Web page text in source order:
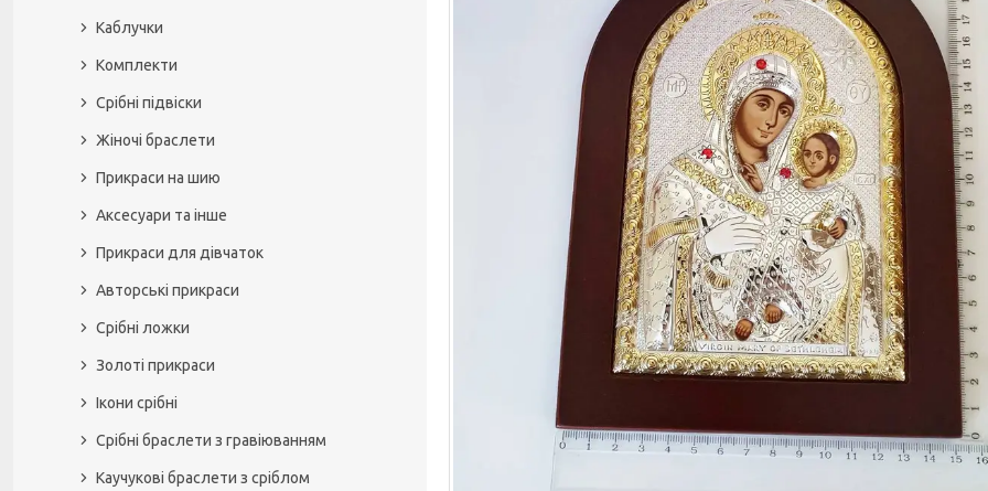
Каблучки
Комплекти
Срібні підвіски
Жіночі браслети
Прикраси на шию
Аксесуари та інше
Прикраси для дівчаток
Авторські прикраси
Срібні ложки
Золоті прикраси
Ікони срібні
Срібні браслети з гравіюванням
Каучукові браслети з сріблом